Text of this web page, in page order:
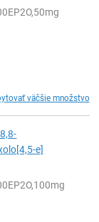
väčšie množstvo
e]